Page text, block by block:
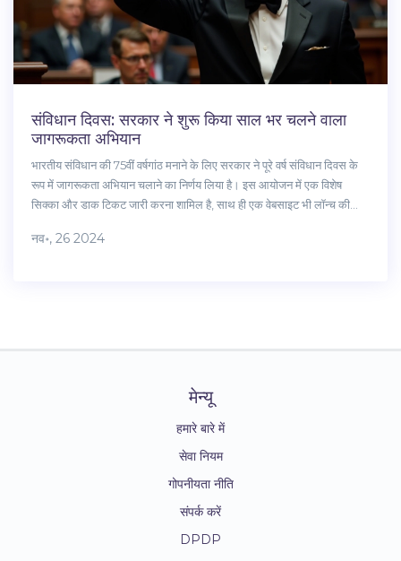
संविधान दिवस: सरकार ने शुरू किया साल भर चलने वाला
जागरूकता अभियान
भारतीय संविधान की 75वीं वर्षगांठ मनाने के लिए सरकार ने पूरे वर्ष संविधान दिवस के
रूप में जागरूकता अभियान चलाने का निर्णय लिया है। इस आयोजन में एक विशेष
सिक्का और डाक टिकट जारी करना शामिल है, साथ ही एक वेबसाइट भी लॉन्च की
द्रौपदी मुर्मू इस कार्यक्रम का नेतृत्व करेंगे।
नव॰, 26 2024
मेन्यू
हमारे बारे में
सेवा नियम
गोपनीयता नीति
संपर्क करें
DPDP